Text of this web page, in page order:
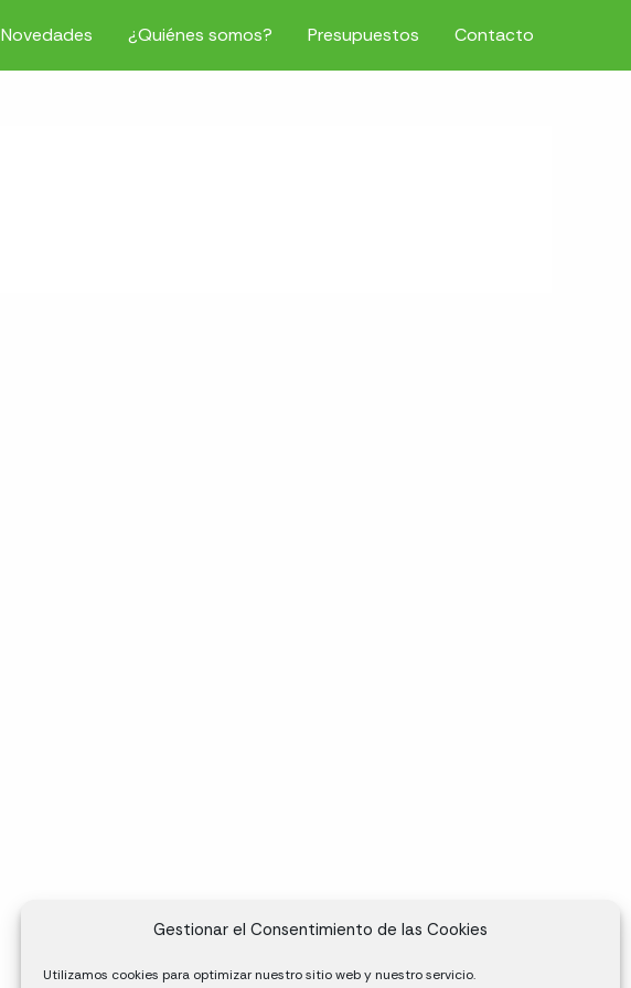
Gestionar el Consentimiento de las Cookies
Utilizamos cookies para optimizar nuestro sitio web y nuestro servicio.
Novedades ¿Quiénes somos? Presupuestos Contacto